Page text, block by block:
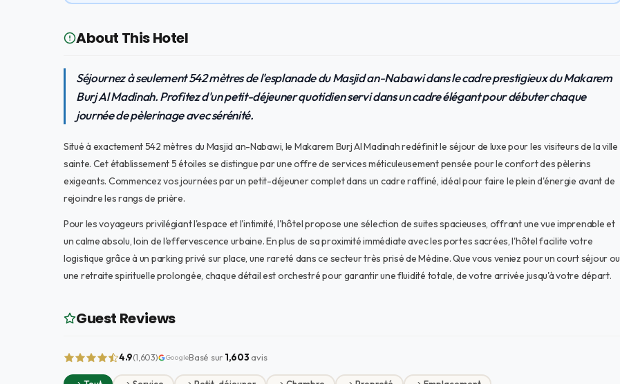
About This Hotel
Séjournez à seulement 542 mètres de l'esplanade du Masjid an-Nabawi dans le cadre prestigieux du Makarem
Burj Al Madinah. Profitez d'un petit-déjeuner quotidien servi dans un cadre élégant pour débuter chaque
journée de pèlerinage avec sérénité.
Situé à exactement 542 mètres du Masjid an-Nabawi, le Makarem Burj Al Madinah redéfinit le séjour de luxe pour les visiteurs de la ville
sainte. Cet établissement 5 étoiles se distingue par une offre de services méticuleusement pensée pour le confort des pèlerins
exigeants. Commencez vos journées par un petit-déjeuner complet dans un cadre raffiné, idéal pour faire le plein d'énergie avant de
rejoindre les rangs de prière.
Pour les voyageurs privilégiant l'espace et l'intimité, l'hôtel propose une sélection de suites spacieuses, offrant une vue imprenable et
un calme absolu, loin de l'effervescence urbaine. En plus de sa proximité immédiate avec les portes sacrées, l'hôtel facilite votre
logistique grâce à un parking privé sur place, une rareté dans ce secteur très prisé de Médine. Que vous veniez pour un court séjour ou
une retraite spirituelle prolongée, chaque détail est orchestré pour garantir une fluidité totale, de votre arrivée jusqu'à votre départ.
Guest Reviews
4.9(1,603) GoogleBasé sur 1,603 avis